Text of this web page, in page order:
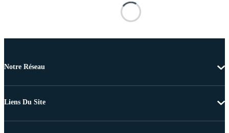
Notre Réseau
Liens Du Site